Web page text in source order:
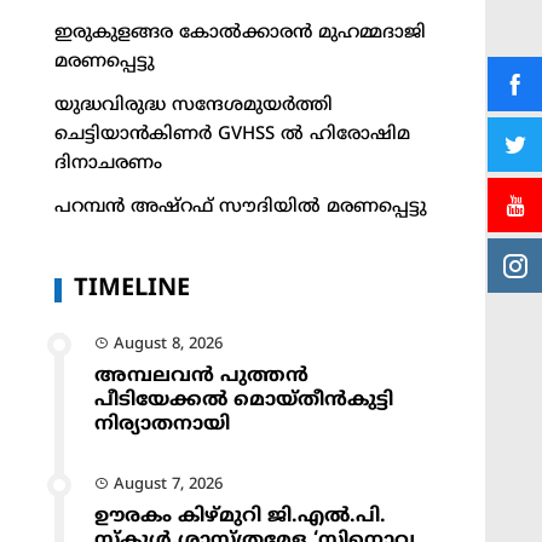
ഇരുകുളങ്ങര കോൽക്കാരൻ മുഹമ്മദാജി
മരണപ്പെട്ടു
യുദ്ധവിരുദ്ധ സന്ദേശമുയർത്തി
ചെട്ടിയാൻകിണർ GVHSS ൽ ഹിരോഷിമ
ദിനാചരണം
പറമ്പൻ അഷ്‌റഫ് സൗദിയിൽ മരണപ്പെട്ടു
TIMELINE
August 8, 2026
അമ്പലവൻ പുത്തൻ
പീടിയേക്കൽ മൊയ്തീൻകുട്ടി
നിര്യാതനായി
August 7, 2026
ഊരകം കിഴ്മുറി ജി.എൽ.പി.